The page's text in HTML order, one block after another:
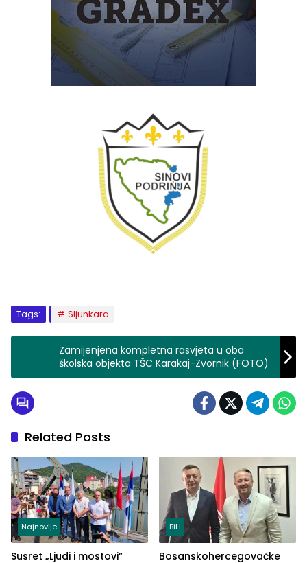
Tags: Sljunkara
Zamijenjena kompletna rasvjeta u oba
školska objekta TŠC Karakaj-Zvornik (FOTO)
Related Posts
Najnovije
Susret „Ljudi i mostovi“
BiH
Bosanskohercegovačke